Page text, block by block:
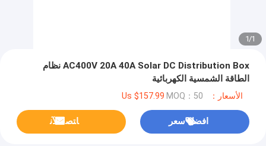
1
/
1
AC400V 20A 40A Solar DC Distribution Box نظام
الطاقة الشمسية الكهربائية
الأسعار：Us $157.99 MOQ：50
افضل سعر ﺎﺘﺼﻟ ﺍﻶﻧ